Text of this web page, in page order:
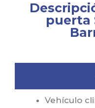
puerta
Vehículo